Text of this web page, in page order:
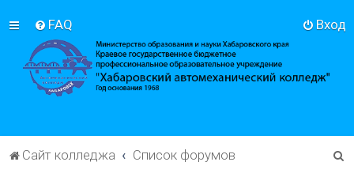
FAQ Вход
Сайт колледжа Список форумов